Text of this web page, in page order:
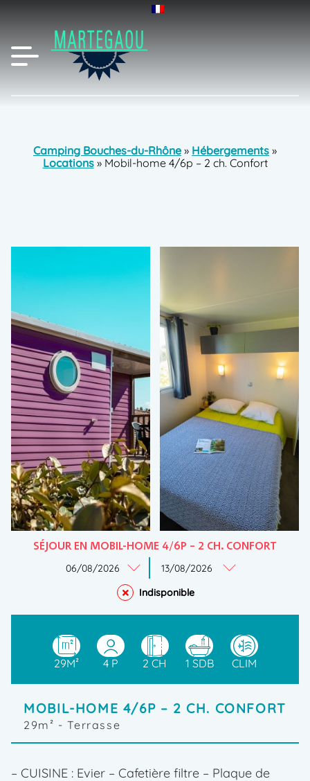
Camping Bouches-du-Rhône » Hébergements »
Locations» Mobil-home 4/6p – 2 ch. Confort
SÉJOUR EN MOBIL-HOME 4/6P – 2 CH. CONFORT
Indisponible
29M² 4 P 2 CH 1 SDB CLIM
MOBIL-HOME 4/6P – 2 CH. CONFORT
29m² - Terrasse
– CUISINE : Evier – Cafetière filtre – Plaque de